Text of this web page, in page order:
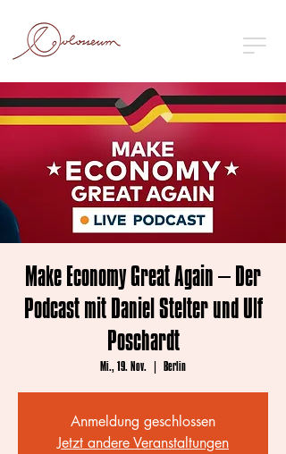
Make Economy Great Again – Der
Podcast mit Daniel Stelter und Ulf
Poschardt
Mi., 19. Nov.
  |
Berlin
Anmeldung geschlossen
Jetzt andere Veranstaltungen